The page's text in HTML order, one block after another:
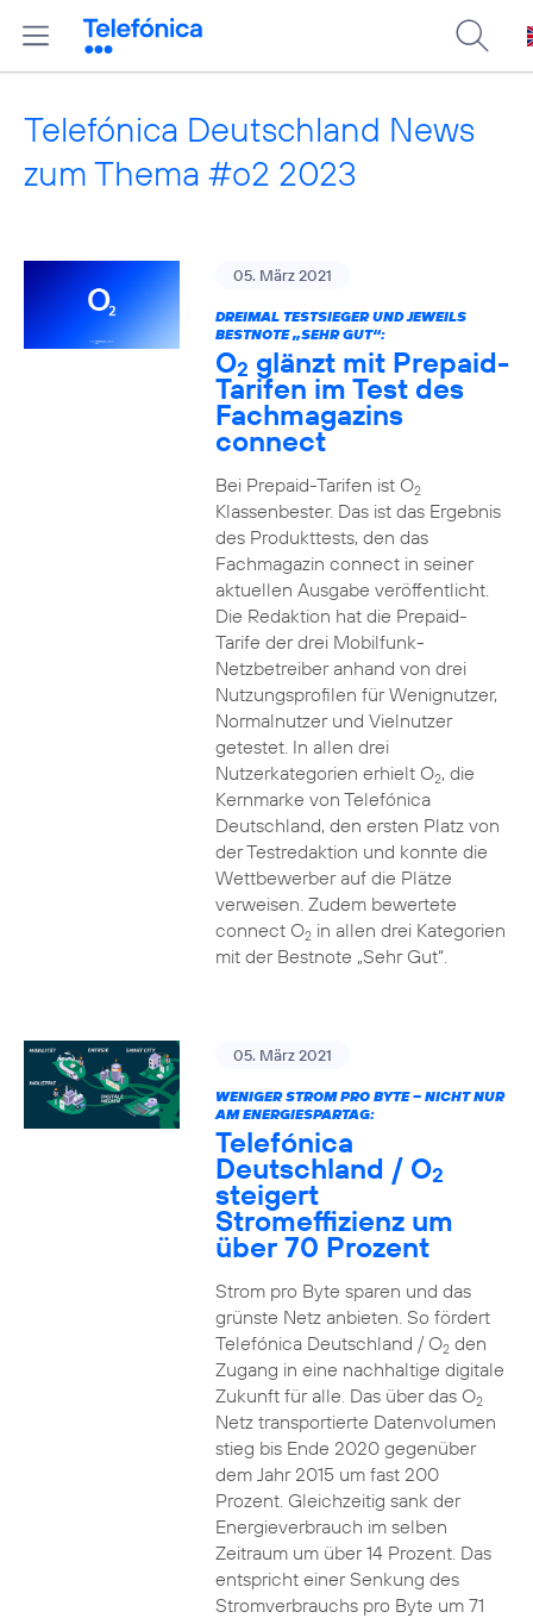
Telefónica Deutschland News
zum Thema #o2 2023
05. März 2021
DREIMAL TESTSIEGER UND JEWEILS
BESTNOTE „SEHR GUT“:
O2 glänzt mit Prepaid-
Tarifen im Test des
Fachmagazins
connect
Bei Prepaid-Tarifen ist O2
Klassenbester. Das ist das Ergebnis
des Produkttests, den das
Fachmagazin connect in seiner
aktuellen Ausgabe veröffentlicht.
Die Redaktion hat die Prepaid-
Tarife der drei Mobilfunk-
Netzbetreiber anhand von drei
Nutzungsprofilen für Wenignutzer,
Normalnutzer und Vielnutzer
getestet. In allen drei
Nutzerkategorien erhielt O2, die
Kernmarke von Telefónica
Deutschland, den ersten Platz von
der Testredaktion und konnte die
Wettbewerber auf die Plätze
verweisen. Zudem bewertete
connect O2in allen drei Kategorien
mit der Bestnote „Sehr Gut“.
05. März 2021
WENIGER STROM PRO BYTE – NICHT NUR
AM ENERGIESPARTAG:
Telefónica
Deutschland / O2
steigert
Stromeffizienz um
über 70 Prozent
Strom pro Byte sparen und das
grünste Netz anbieten. So fördert
Telefónica Deutschland / O2den
Zugang in eine nachhaltige digitale
Zukunft für alle. Das über das O2
Netz transportierte Datenvolumen
stieg bis Ende 2020 gegenüber
dem Jahr 2015 um fast 200
Prozent. Gleichzeitig sank der
Energieverbrauch im selben
Zeitraum um über 14 Prozent. Das
entspricht einer Senkung des
Stromverbrauchs pro Byte um 71